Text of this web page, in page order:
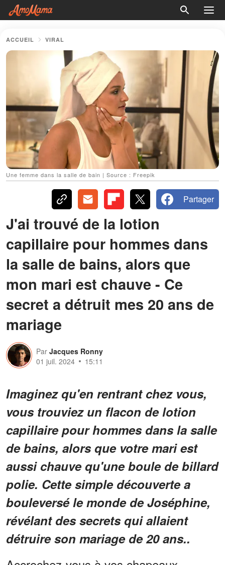
ACCUEIL VIRAL
Une femme dans la salle de bain | Source : Freepik
Partager
J'ai trouvé de la lotion
capillaire pour hommes dans
la salle de bains, alors que
mon mari est chauve - Ce
secret a détruit mes 20 ans de
mariage
Par Jacques Ronny
01 juil. 2024
15:11
Imaginez qu'en rentrant chez vous,
vous trouviez un flacon de lotion
capillaire pour hommes dans la salle
de bains, alors que votre mari est
aussi chauve qu'une boule de billard
polie. Cette simple découverte a
bouleversé le monde de Joséphine,
révélant des secrets qui allaient
détruire son mariage de 20 ans..